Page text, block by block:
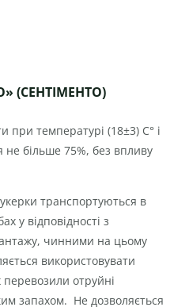
(СЕНТІМЕНТО)
при температурі (18±3) С° і
не більше 75%, без впливу
транспортуються в
у відповідності з
чинними на цьому
використовувати
отруйні
запахом. Не дозволяється